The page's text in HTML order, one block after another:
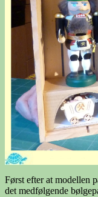
Først efter at modellen
det medfølgende